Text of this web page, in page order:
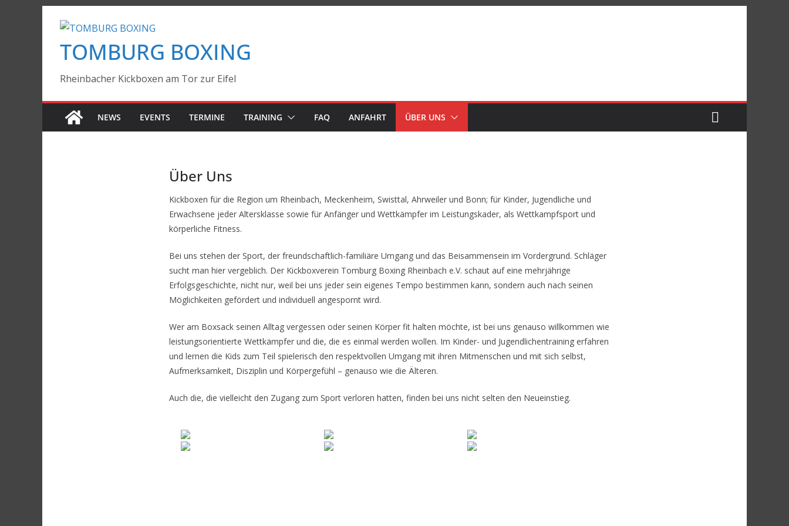
Inhalt
springen
TOMBURG BOXING
Rheinbacher Kickboxen am Tor zur Eifel
NEWS EVENTS TERMINE TRAINING FAQ ANFAHRT ÜBER UNS
Über Uns
Kickboxen für die Region um Rheinbach, Meckenheim, Swisttal, Ahrweiler und Bonn; für Kinder, Jugendliche und
Erwachsene jeder Altersklasse sowie für Anfänger und Wettkämpfer im Leistungskader, als Wettkampfsport und
körperliche Fitness.
Bei uns stehen der Sport, der freundschaftlich-familiäre Umgang und das Beisammensein im Vordergrund. Schläger
sucht man hier vergeblich. Der Kickboxverein Tomburg Boxing Rheinbach e.V. schaut auf eine mehrjährige
Erfolgsgeschichte, nicht nur, weil bei uns jeder sein eigenes Tempo bestimmen kann, sondern auch nach seinen
Möglichkeiten gefördert und individuell angespornt wird.
Wer am Boxsack seinen Alltag vergessen oder seinen Körper fit halten möchte, ist bei uns genauso willkommen wie
leistungsorientierte Wettkämpfer und die, die es einmal werden wollen. Im Kinder- und Jugendlichentraining erfahren
und lernen die Kids zum Teil spielerisch den respektvollen Umgang mit ihren Mitmenschen und mit sich selbst,
Aufmerksamkeit, Disziplin und Körpergefühl – genauso wie die Älteren.
Auch die, die vielleicht den Zugang zum Sport verloren hatten, finden bei uns nicht selten den Neueinstieg.